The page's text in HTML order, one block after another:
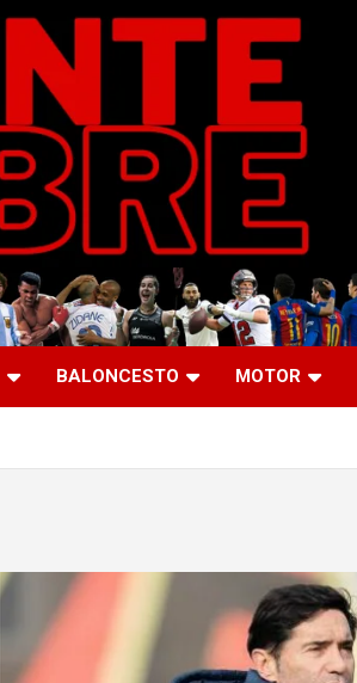
BALONCESTO MOTOR